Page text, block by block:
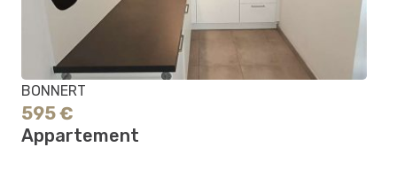
BONNERT
595 €
Appartement